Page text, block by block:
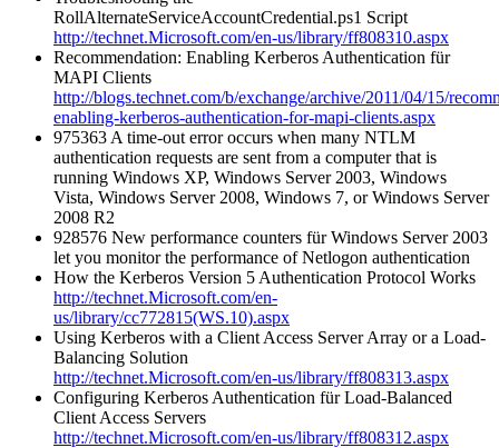
RollAlternateServiceAccountCredential.ps1 Script
http://technet.Microsoft.com/en-us/library/ff808310.aspx
Recommendation: Enabling Kerberos Authentication für
MAPI Clients
http://blogs.technet.com/b/exchange/archive/2011/04/15/
enabling-kerberos-authentication-for-mapi-clients.aspx
975363 A time-out error occurs when many NTLM
authentication requests are sent from a computer that is
running Windows XP, Windows Server 2003, Windows
Vista, Windows Server 2008, Windows 7, or Windows Server
2008 R2
928576 New performance counters für Windows Server 2003
let you monitor the performance of Netlogon authentication
How the Kerberos Version 5 Authentication Protocol Works
http://technet.Microsoft.com/en-
us/library/cc772815(WS.10).aspx
Using Kerberos with a Client Access Server Array or a Load-
Balancing Solution
http://technet.Microsoft.com/en-us/library/ff808313.aspx
Configuring Kerberos Authentication für Load-Balanced
Client Access Servers
http://technet.Microsoft.com/en-us/library/ff808312.aspx